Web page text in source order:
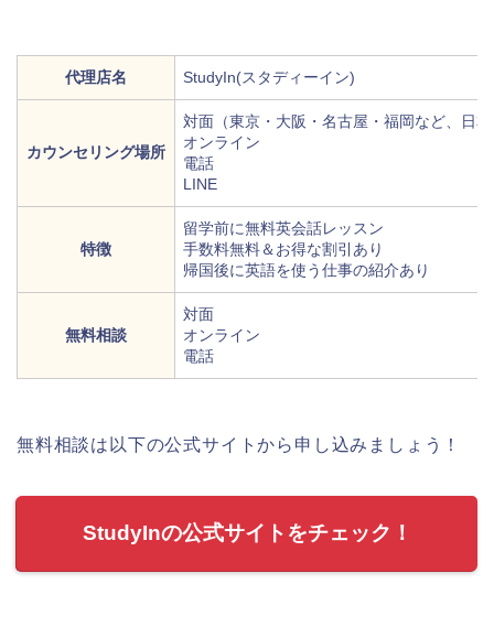
代理店名 StudyIn(スタディーイン)
カウンセリング場所
対面（東京・大阪・名古屋・福岡など、日
オンライン
電話
LINE
特徴
留学前に無料英会話レッスン
手数料無料＆お得な割引あり
帰国後に英語を使う仕事の紹介あり
無料相談
対面
オンライン
電話
無料相談は以下の公式サイトから申し込みましょう！
StudyInの公式サイトをチェック！